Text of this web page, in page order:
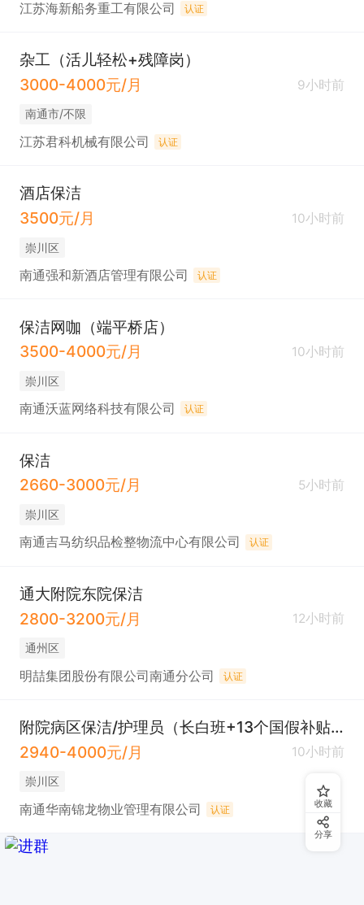
江苏海新船务重工有限公司 认证
杂工（活儿轻松+残障岗）
3000-4000元/月
9小时前
南通市/不限
江苏君科机械有限公司 认证
酒店保洁
3500元/月
10小时前
崇川区
南通强和新酒店管理有限公司 认证
保洁网咖（端平桥店）
3500-4000元/月
10小时前
崇川区
南通沃蓝网络科技有限公司 认证
保洁
2660-3000元/月
5小时前
崇川区
南通吉马纺织品检整物流中心有限公司 认证
通大附院东院保洁
2800-3200元/月
12小时前
通州区
明喆集团股份有限公司南通分公司 认证
附院病区保洁/护理员（长白班+13个国假补贴+高温费+三节福利+加班费）
2940-4000元/月
10小时前
崇川区
南通华南锦龙物业管理有限公司 认证 收藏
分享